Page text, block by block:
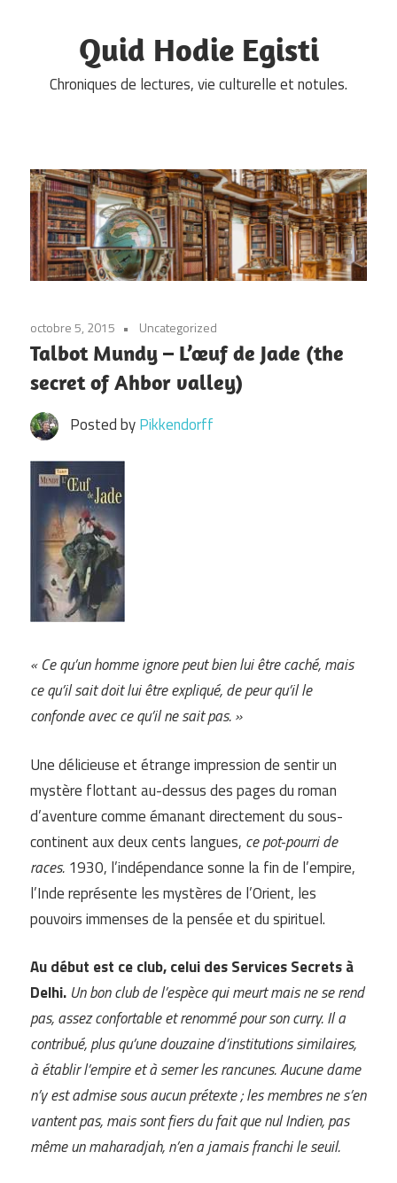
Quid Hodie Egisti
Chroniques de lectures, vie culturelle et notules.
octobre 5, 2015 Uncategorized
Talbot Mundy – L’œuf de Jade (the
secret of Ahbor valley)
Posted byPikkendorff
« Ce qu’un homme ignore peut bien lui être caché, mais
ce qu’il sait doit lui être expliqué, de peur qu’il le
confonde avec ce qu’il ne sait pas. »
Une délicieuse et étrange impression de sentir un
mystère flottant au-dessus des pages du roman
d’aventure comme émanant directement du sous-
continent aux deux cents langues, ce pot-pourri de
races. 1930, l’indépendance sonne la fin de l’empire,
l’Inde représente les mystères de l’Orient, les
pouvoirs immenses de la pensée et du spirituel.
Au début est ce club, celui des Services Secrets à
Delhi. Un bon club de l’espèce qui meurt mais ne se rend
pas, assez confortable et renommé pour son curry. Il a
contribué, plus qu’une douzaine d’institutions similaires,
à établir l’empire et à semer les rancunes. Aucune dame
n’y est admise sous aucun prétexte ; les membres ne s’en
vantent pas, mais sont fiers du fait que nul Indien, pas
même un maharadjah, n’en a jamais franchi le seuil.